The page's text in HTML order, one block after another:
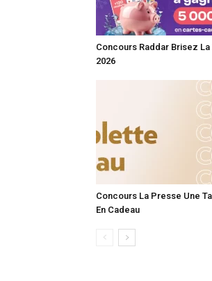
Concours Raddar Brisez La
2026
Concours La Presse Une
En Cadeau